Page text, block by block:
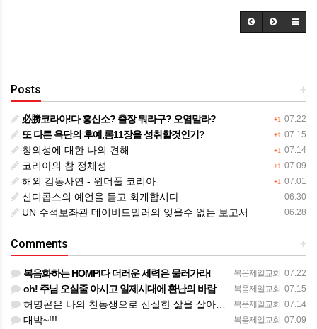
+
Posts
+1 07.22
必勝코라아!다 흥신소? 출장 뭐라구? 오염말라?
+1 07.15
또 다른 욕단의 후예,롬11장을 성취할것인기?
+1 07.14
창의성에 대한 나의 견해
+1 07.09
코리아의 참 정체성
+1 07.01
해외 감동사연 - 원더풀 코리아
06.30
신디콥스의 예언을 듣고 회개합시다
06.28
UN 수석보좌관 데이비드밀러의 잊을수 없는 보고서
+
Comments
복음제일교회 07.22
복음화하는 HOMPI다 더러운 세력은 물러가라!
복음제일교회 07.15
oh! 주님 오실줄 아시고 일제시대에 환난의 바람을 불어 러시아의 한지역에서 중앙아시아로 89년 출애굽의 역…
복음제일교회 07.14
허명곤은 나의 친동생으로 신실한 삶을 살아가고 있다. 한 편의 노래가 대중화 하지 않았을지라도 독일인들의 소…
복음제일교회 07.09
대박~!!!